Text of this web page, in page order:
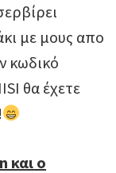
με μους απο
κωδικό
θα έχετε
και ο